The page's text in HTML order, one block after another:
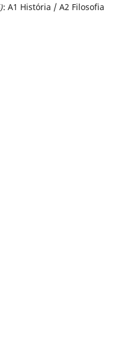
: A1 História / A2 Filosofia